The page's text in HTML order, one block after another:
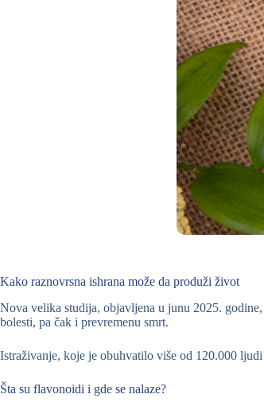
Kako raznovrsna ishrana može da produži život
Nova velika studija, objavljena u junu 2025.
bolesti, pa čak i prevremenu smrt.
Istraživanje, koje je obuhvatilo više od 120.000
Šta su flavonoidi i gde se nalaze?